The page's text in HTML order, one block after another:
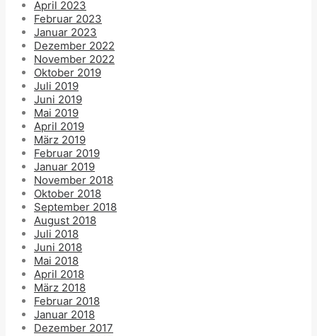
April 2023
Februar 2023
Januar 2023
Dezember 2022
November 2022
Oktober 2019
Juli 2019
Juni 2019
Mai 2019
April 2019
März 2019
Februar 2019
Januar 2019
November 2018
Oktober 2018
September 2018
August 2018
Juli 2018
Juni 2018
Mai 2018
April 2018
März 2018
Februar 2018
Januar 2018
Dezember 2017